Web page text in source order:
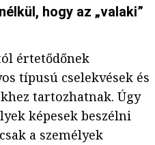
hogy az „valaki”
értetődőnek
típusú cselekvések és
tartozhatnak. Úgy
képesek beszélni
a személyek